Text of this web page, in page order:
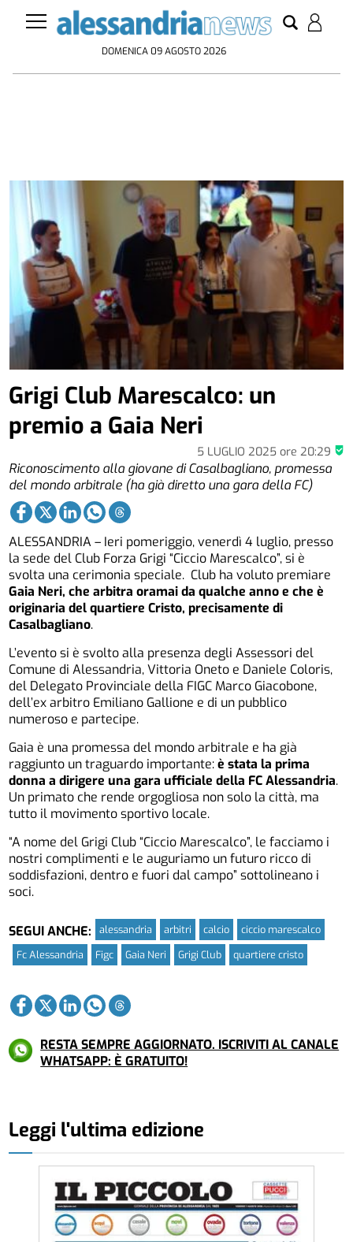
DOMENICA 09 AGOSTO 2026
5 LUGLIO 2025 ore 20:29
Grigi Club Marescalco: un
premio a Gaia Neri
Riconoscimento alla giovane di Casalbagliano, promessa
del mondo arbitrale (ha già diretto una gara della FC)
ALESSANDRIA – Ieri pomeriggio, venerdì 4 luglio, presso
la sede del Club Forza Grigi “Ciccio Marescalco”, si è
svolta una cerimonia speciale. Club ha voluto premiare
Gaia Neri, che arbitra oramai da qualche anno e che è
originaria del quartiere Cristo, precisamente di
Casalbagliano.
L’evento si è svolto alla presenza degli Assessori del
Comune di Alessandria, Vittoria Oneto e Daniele Coloris,
del Delegato Provinciale della FIGC Marco Giacobone,
dell’ex arbitro Emiliano Gallione e di un pubblico
numeroso e partecipe.
Gaia è una promessa del mondo arbitrale e ha già
raggiunto un traguardo importante:è stata la prima
donna a dirigere una gara ufficiale della FC Alessandria.
Un primato che rende orgogliosa non solo la città, ma
tutto il movimento sportivo locale.
“A nome del Grigi Club “Ciccio Marescalco”, le facciamo i
nostri complimenti e le auguriamo un futuro ricco di
soddisfazioni, dentro e fuori dal campo” sottolineano i
soci.
SEGUI ANCHE: alessandria arbitri calcio
ciccio marescalco
Fc Alessandria
Figc Gaia Neri Grigi Club quartiere cristo
RESTA SEMPRE AGGIORNATO. ISCRIVITI AL CANALE
WHATSAPP: È GRATUITO!
Leggi l'ultima edizione